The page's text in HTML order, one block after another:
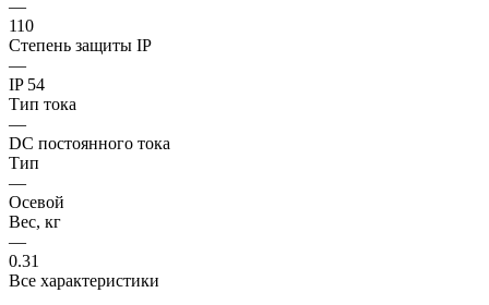
—
110
Степень защиты IP
—
IP 54
Тип тока
—
DC постоянного тока
Тип
—
Осевой
Вес, кг
—
0.31
Все характеристики